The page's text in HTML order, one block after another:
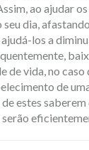
ao ajudar
dia,
los a
de vida, no caso
de
estes saberem